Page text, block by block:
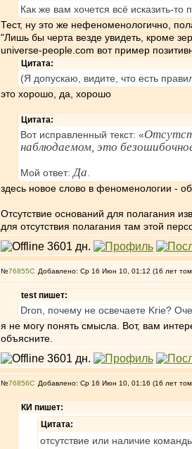
Как же вам хочется всё исказить-
Тест, ну это же нефеноменологично,
"Лишь бы черта везде увидеть, кроме
universe-people.com вот пример
Цитата:
(Я допускаю, видите, что есть
это хорошо, да, хорошо
Цитата:
Вот исправленный текст: «
наблюдаемом, это
Мой ответ: Да
здесь новое слово в феноменологии -
Отсутствие оснований для полагания
для отсутствия полагания там этой
№76855 Добавлено: Ср 16 Июн 10, 01:12 (16 лет
test пишет:
Dron, почему не освечаете Krie?
я не могу понять смысла. Вот, вам
объясните.
№76856 Добавлено: Ср 16 Июн 10, 01:16 (16 лет
КИ пишет:
Цитата:
отсутствие или наличие